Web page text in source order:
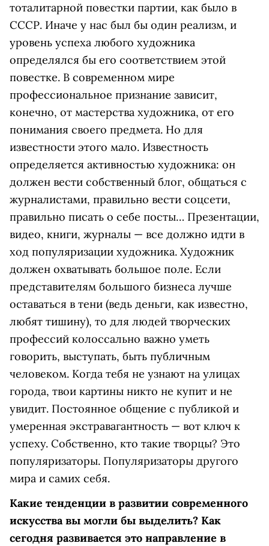
тоталитарной повестки партии, как было в
СССР. Иначе у нас был бы один реализм, и
уровень успеха любого художника
определялся бы его соответствием этой
повестке. В современном мире
профессиональное признание зависит,
конечно, от мастерства художника, от его
понимания своего предмета. Но для
известности этого мало. Известность
определяется активностью художника: он
должен вести собственный блог, общаться с
журналистами, правильно вести соцсети,
правильно писать о себе посты… Презентации,
видео, книги, журналы — все должно идти в
ход популяризации художника. Художник
должен охватывать большое поле. Если
представителям большого бизнеса лучше
оставаться в тени (ведь деньги, как известно,
любят тишину), то для людей творческих
профессий колоссально важно уметь
говорить, выступать, быть публичным
человеком. Когда тебя не узнают на улицах
города, твои картины никто не купит и не
увидит. Постоянное общение с публикой и
умеренная экстравагантность — вот ключ к
успеху. Собственно, кто такие творцы? Это
популяризаторы. Популяризаторы другого
мира и самих себя.
Какие тенденции в развитии современного
искусства вы могли бы выделить? Как
сегодня развивается это направление в